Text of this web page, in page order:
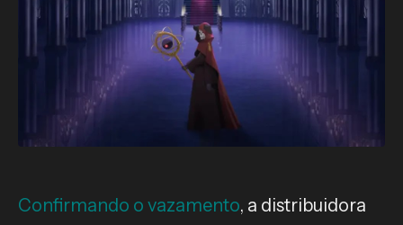
Confirmando o vazamento, a distribuidora